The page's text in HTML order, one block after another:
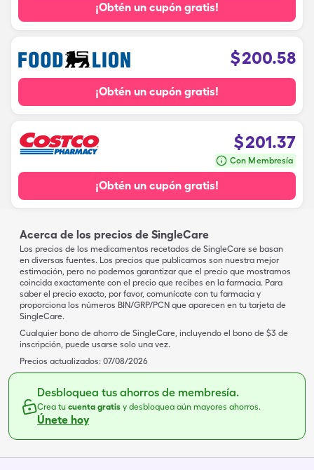
¡Obtén un cupón gratis!
$200.58
¡Obtén un cupón gratis!
$201.37
Con Membresía
¡Obtén un cupón gratis!
Acerca de los precios de SingleCare
Los precios de los medicamentos recetados de SingleCare se basan
en diversas fuentes. Los precios que publicamos son nuestra mejor
estimación, pero no podemos garantizar que el precio que mostramos
coincida exactamente con el precio que recibes en la farmacia. Para
saber el precio exacto, por favor, comunícate con tu farmacia y
proporciona los números BIN/GRP/PCN que aparecen en tu tarjeta de
SingleCare.
Cualquier bono de ahorro de SingleCare, incluyendo el bono de $3 de
inscripción, puede usarse solo una vez.
Precios actualizados: 07/08/2026
Desbloquea tus ahorros de membresía.
Crea tu cuenta gratis y desbloquea aún mayores ahorros.
Únete hoy